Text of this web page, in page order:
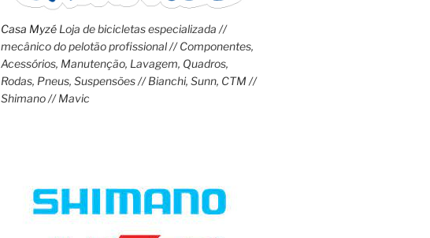
Casa MyzéLoja de bicicletas especializada //
mecânico do pelotão profissional // Componentes,
Acessórios, Manutenção, Lavagem, Quadros,
Rodas, Pneus, Suspensões // Bianchi, Sunn, CTM //
Shimano // Mavic